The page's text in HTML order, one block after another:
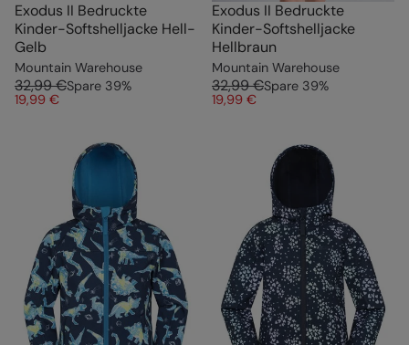
Exodus II Bedruckte
Kinder-Softshelljacke Hell-
Gelb
Mountain Warehouse
32,99 €Spare 39%
19,99 €
Exodus II Bedruckte
Kinder-Softshelljacke
Hellbraun
Mountain Warehouse
32,99 €Spare 39%
19,99 €